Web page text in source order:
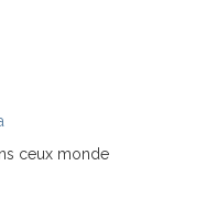
ceux monde